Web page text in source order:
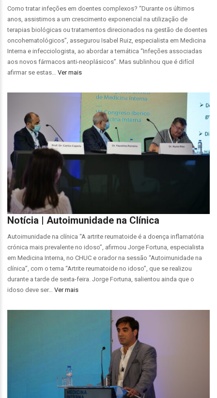
Como tratar infeções em doentes complexos? “Durante os últimos
anos, assistimos a um crescimento exponencial na utilização de
terapias biológicas ou tratamentos direcionados na gestão de doentes
oncohematológicos”, assegurou Isabel Ruiz, especialista em Medicina
Interna e infecciologista, ao abordar a temática “Infeções associadas
aos novos fármacos anti-neoplásicos”. Mas sublinhou que é difícil
afirmar se estas… Ver mais
Notícia | Autoimunidade na Clínica
Autoimunidade na clínica “A artrite reumatoide é a doença inflamatória
crónica mais prevalente no idoso”, afirmou Jorge Fortuna, especialista
em Medicina Interna, no CHUC e orador na sessão “Autoimunidade na
clínica”, com o tema “Artrite reumatoide no idoso”, que se realizou
durante a tarde de sexta-feira. Jorge Fortuna, salientou ainda que o
idoso deve ser… Ver mais